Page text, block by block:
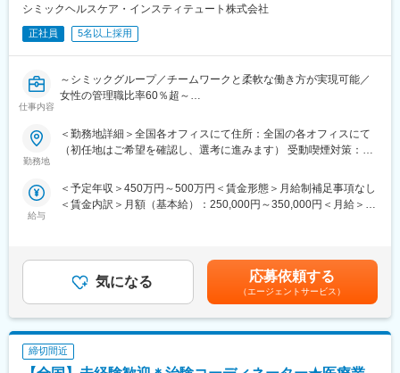
一人で担当を持てるようになります。尚、その後も定期的に中途
入社者に対してフォローを行う体制が整っています。
変更の範囲：会社の定める業務
るため、専門教育をうけたCRCを育成しており、難易度が高い試
験にも対応できるサポート体制を敷いています。
■教育研修制度充実：集合研修、外部研修、OJT はもちろん、がん
や精神疾患など領域別の研修やeラーニングも導入し、充実した体
制を整えています。また認定CRCの資格取得も奨励しており、有
資格者はCRCの半数に達しています。
■フレキシブルに働きやすい環境が整っています
・全国約6,900施設のネットワークを持つため、ご自宅近くや家族
・スーパーフレックス制度があり、ワークライフバランスの実現
を支援しています。／リフレッシュ休暇（8月1日に5日間付与）
では90名。
・経験豊富な社員に相談できる職場の相談窓口あり。
・女性管理職55％（日本平均12％）と女性が長く働きやすい環境
変更の範囲：会社の定める業務
シミックヘルスケア・インスティテュート株式会社
正社員 5名以上採用
仕事内容
～シミックグループ／チームワークと柔軟な働き方が実現可能／
女性の管理職比率60％超～
や私たちのQOLを向上させるべく、新しい治療法を開発する必要
があります。今回はそのための治験を実施する際の患者さんおよ
・治験被験者である患者さんへの内容説明補助、ケア／相談
・治験担当医師の補助
■やりがい：CRCは疾病を抱えた患者さんやそれを治療しようと
奮闘する医師やスタッフなど携わる相手が多いです。現在治療法
がなく苦しんでいる患者さんに対して薬を届けられたり、最前線
で治療にあたる医師やスタッフのサポートを行え、治験が無事に
終了すれば喜びはひとしおです。
■同社の教育体制：同社は同業他社からの転職だけでなく、看護師
など未経験で転職してくる方も多いです。そのため教育体制が充
勤務地
＜勤務地詳細＞全国各オフィスにて住所：全国の各オフィスにて
（初任地はご希望を確認し、選考に進みます） 受動喫煙対策：そ
業所
給与
＜予定年収＞450万円～500万円＜賃金形態＞月給制補足事項なし
＜賃金内訳＞月額（基本給）：250,000円～350,000円＜月給＞
気になる 応募依頼する
（エージェントサービス）
締切間近